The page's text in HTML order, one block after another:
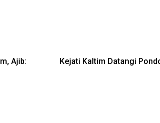
Ajib:
Kejati Kaltim Datangi